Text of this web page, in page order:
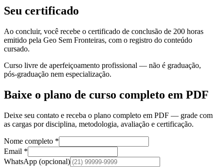
Seu certificado
Ao concluir, você recebe o certificado de conclusão de 200 horas
emitido pela Geo Sem Fronteiras, com o registro do conteúdo
cursado.
Curso livre de aperfeiçoamento profissional — não é graduação,
pós-graduação nem especialização.
Baixe o plano de curso completo em PDF
Deixe seu contato e receba o plano completo em PDF — grade com
as cargas por disciplina, metodologia, avaliação e certificação.
Nome completo *
Email *
WhatsApp (opcional)